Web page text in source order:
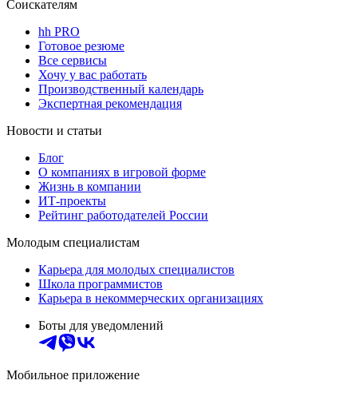
Соискателям
hh PRO
Готовое резюме
Все сервисы
Хочу у вас работать
Производственный календарь
Экспертная рекомендация
Новости и статьи
Блог
О компаниях в игровой форме
Жизнь в компании
ИТ-проекты
Рейтинг работодателей России
Молодым специалистам
Карьера для молодых специалистов
Школа программистов
Карьера в некоммерческих организациях
Боты для уведомлений
Мобильное приложение